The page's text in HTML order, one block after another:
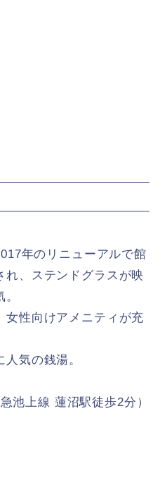
年のリニューアルで館
れ、ステンドグラスが映
女性向けアメニティが充
気の銭湯。
池上線 蓮沼駅徒歩2分）